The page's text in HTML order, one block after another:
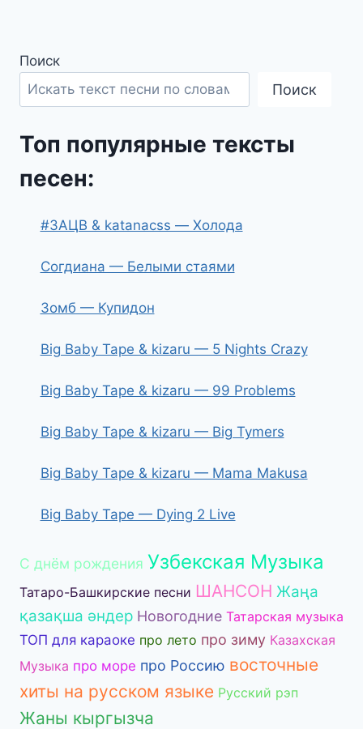
Поиск
Поиск
Топ популярные тексты
песен:
#ЗАЦВ & katanacss — Холода
Согдиана — Белыми стаями
Зомб — Купидон
Big Baby Tape & kizaru — 5 Nights Crazy
Big Baby Tape & kizaru — 99 Problems
Big Baby Tape & kizaru — Big Tymers
Big Baby Tape & kizaru — Mama Makusa
Big Baby Tape — Dying 2 Live
С днём рождения Узбекская Музыка
Татаро-Башкирские песни ШАНСОН Жаңа
қазақша әндер Новогодние Татарская музыка
ТОП для караоке про лето про зиму Казахская
Музыка про море про Россию восточные
хиты на русском языке Русский рэп
Жаны кыргызча